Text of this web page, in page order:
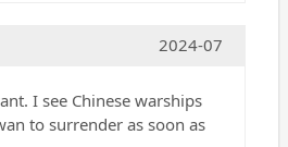
2024-07
I see Chinese warships
to surrender as soon as